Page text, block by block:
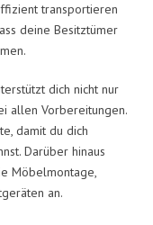
transportieren
deine Besitztümer
dich nicht nur
allen Vorbereitungen.
damit du dich
Darüber hinaus
Möbelmontage,
an.